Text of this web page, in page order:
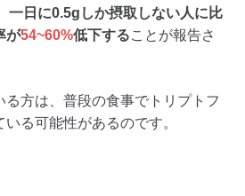
一日に0.5gしか摂取しない人に比
が54~60%低下することが報告さ
る方は、普段の食事でトリプトフ
る可能性があるのです。